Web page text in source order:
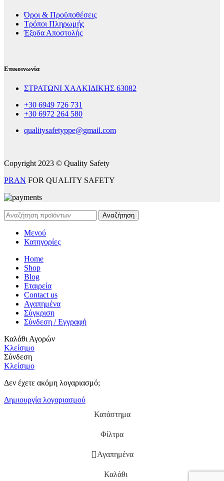
Όροι & Προϋποθέσεις
Τρόποι Πληρωμής
Έξοδα Αποστολής
Επικοινωνία
ΣΤΡΑΤΩΝΙ ΧΑΛΚΙΔΙΚΗΣ 63082
+30 6949 726 731
+30 6972 264 580
qualitysafetyppe@gmail.com
Copyright 2023 © Quality Safety
PRAN FOR QUALITY SAFETY
Αναζήτηση
Μενού
Κατηγορίες
Home
Shop
Blog
Εταιρεία
Contact us
Αγαπημένα
Σύγκριση
Σύνδεση / Εγγραφή
Καλάθι Αγορών
Κλείσιμο
Σύνδεση
Κλείσιμο
Δεν έχετε ακόμη λογαριασμό;
Δημιουργία λογαριασμού
Κατάστημα
Φίλτρα
Αγαπημένα
Καλάθι